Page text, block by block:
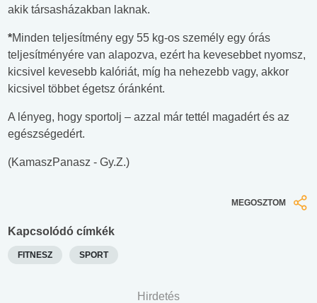
akik társasházakban laknak.
*Minden teljesítmény egy 55 kg-os személy egy órás
teljesítményére van alapozva, ezért ha kevesebbet nyomsz,
kicsivel kevesebb kalóriát, míg ha nehezebb vagy, akkor
kicsivel többet égetsz óránként.
A lényeg, hogy sportolj – azzal már tettél magadért és az
egészségedért.
(KamaszPanasz - Gy.Z.)
MEGOSZTOM
Kapcsolódó címkék
FITNESZ SPORT
Hirdetés